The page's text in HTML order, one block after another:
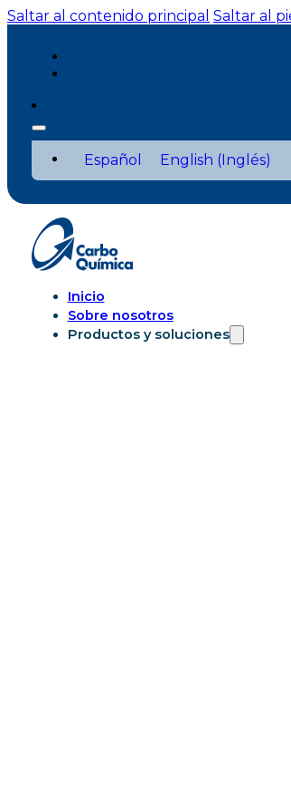
Saltar al contenido principal Saltar al
Español English (Inglés)
Inicio
Sobre nosotros
Productos y soluciones